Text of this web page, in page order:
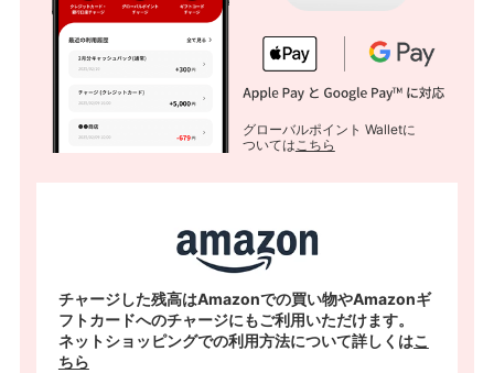
グローバルポイント Walletに
ついてはこちら
チャージした残高はAmazonでの買い物やAmazonギ
フトカードへのチャージにもご利用いただけます。
ネットショッピングでの利用方法について詳しくはこ
ちら